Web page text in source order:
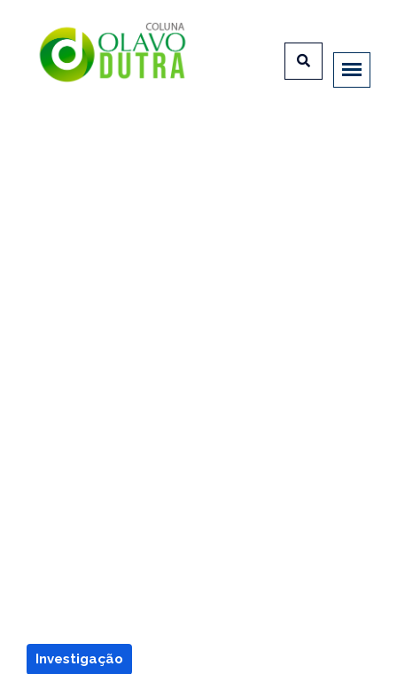
Investigação